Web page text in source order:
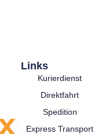
Links
Kurierdienst
Direktfahrt
Spedition
Express Transport